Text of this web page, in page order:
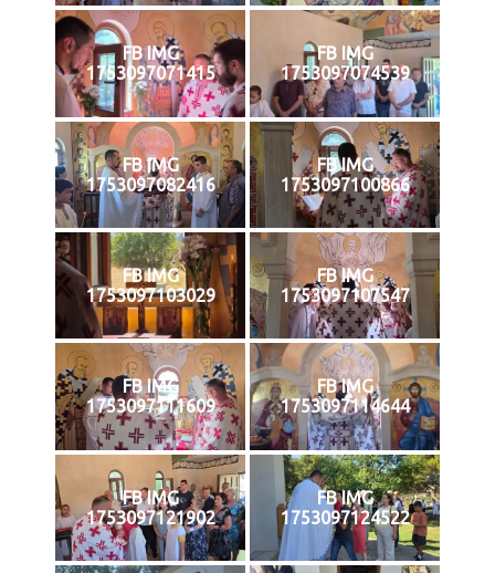
FB IMG
1753097071415
FB IMG
1753097074539
FB IMG
1753097082416
FB IMG
1753097100866
FB IMG
1753097103029
FB IMG
1753097107547
FB IMG
1753097111609
FB IMG
1753097114644
FB IMG
1753097121902
FB IMG
1753097124522